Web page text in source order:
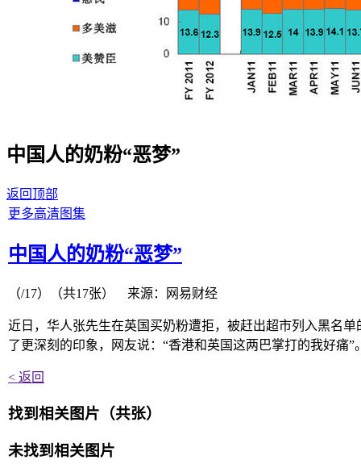
中国人的奶粉“恶梦”
返回顶部
更多高清图集
中国人的奶粉“恶梦”
（/17） （共17张） 来源：网易财经
近日，华人张先生在英国买奶粉遭拒，被赶出超市列入黑名
了更深刻的印象，网友说：“香港和英国这两巴掌打的我好痛”
< 返回
找到 相关图片 （共张）
未找到 相关图片